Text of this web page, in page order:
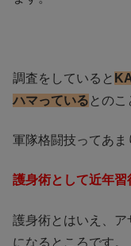
調査をしていると
ハマっている とのこ
軍隊格闘技ってあま
護身術として近年
護身術とはいえ、
になるところです。